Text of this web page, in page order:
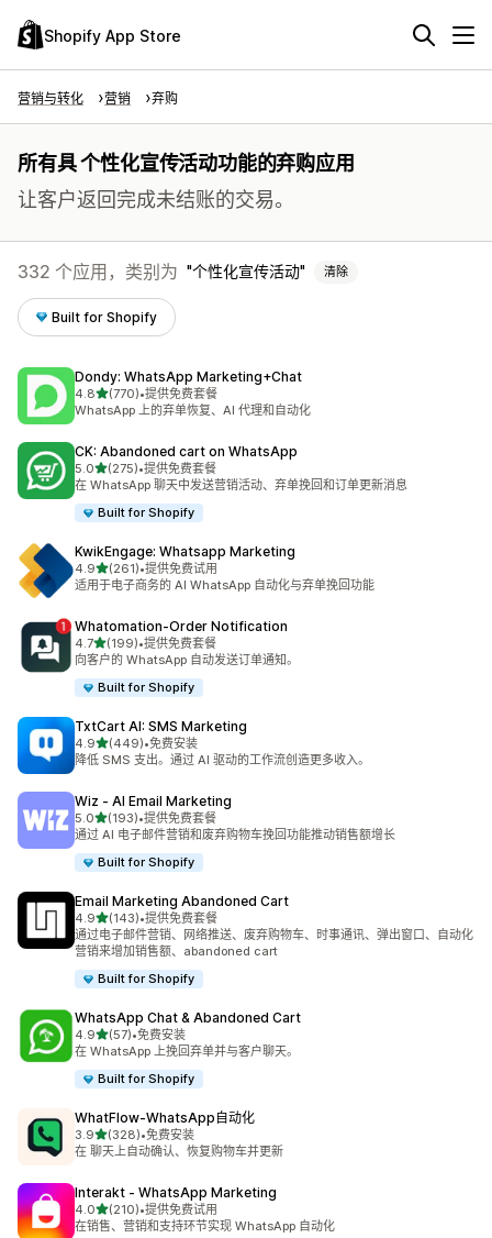
Shopify App Store
营销与转化 营销 弃购
所有具 个性化宣传活动功能的弃购应用
让客户返回完成未结账的交易。
332 个应用，类别为 个性化宣传活动 清除
Built for Shopify
Dondy: WhatsApp Marketing+Chat
4.8星（满分 5 星）
(770)
总共 770 条评论
•提供免费套餐
WhatsApp 上的弃单恢复、AI 代理和自动化
CK: Abandoned cart on WhatsApp
5.0星（满分 5 星）
(275)
总共 275 条评论
•提供免费套餐
在 WhatsApp 聊天中发送营销活动、弃单挽回和订单更新消息
Built for Shopify
KwikEngage: Whatsapp Marketing
4.9星（满分 5 星）
(261)
总共 261 条评论
•提供免费试用
适用于电子商务的 AI WhatsApp 自动化与弃单挽回功能
Whatomation‑Order Notification
4.7星（满分 5 星）
(199)
总共 199 条评论
•提供免费套餐
向客户的 WhatsApp 自动发送订单通知。
Built for Shopify
TxtCart AI: SMS Marketing
4.9星（满分 5 星）
(449)
总共 449 条评论
•免费安装
降低 SMS 支出。通过 AI 驱动的工作流创造更多收入。
Wiz ‑ AI Email Marketing
5.0星（满分 5 星）
(193)
总共 193 条评论
•提供免费套餐
通过 AI 电子邮件营销和废弃购物车挽回功能推动销售额增长
Built for Shopify
Email Marketing Abandoned Cart
4.9星（满分 5 星）
(143)
总共 143 条评论
•提供免费套餐
通过电子邮件营销、网络推送、废弃购物车、时事通讯、弹出窗口、自动化
营销来增加销售额、abandoned cart
Built for Shopify
WhatsApp Chat & Abandoned Cart
4.9星（满分 5 星）
(57)
总共 57 条评论
•免费安装
在 WhatsApp 上挽回弃单并与客户聊天。
Built for Shopify
WhatFlow‑WhatsApp自动化
3.9星（满分 5 星）
(328)
总共 328 条评论
•免费安装
在 聊天上自动确认、恢复购物车并更新
Interakt ‑ WhatsApp Marketing
4.0星（满分 5 星）
(210)
总共 210 条评论
•提供免费试用
在销售、营销和支持环节实现 WhatsApp 自动化